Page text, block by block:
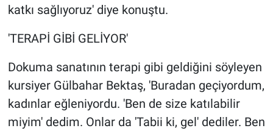
katkı sağlıyoruz' diye konuştu.
'TERAPİ GİBİ GELİYOR'
Dokuma sanatının terapi gibi geldiğini söyleyen
kursiyer Gülbahar Bektaş, 'Buradan geçiyordum,
kadınlar eğleniyordu. 'Ben de size katılabilir
miyim' dedim. Onlar da 'Tabii ki, gel' dediler. Ben